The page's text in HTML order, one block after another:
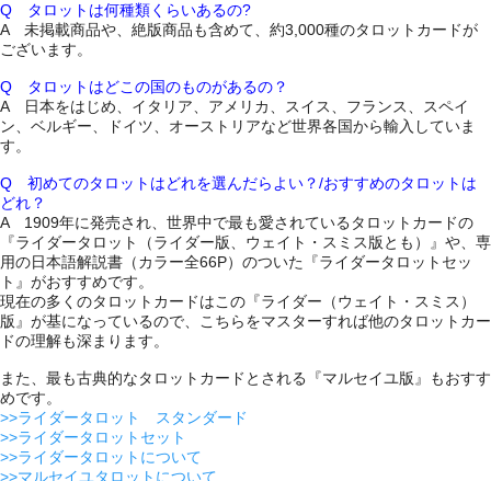
Q タロットは何種類くらいあるの?
A 未掲載商品や、絶版商品も含めて、約3,000種のタロットカードが
ございます。
Q タロットはどこの国のものがあるの？
A 日本をはじめ、イタリア、アメリカ、スイス、フランス、スペイ
ン、ベルギー、ドイツ、オーストリアなど世界各国から輸入していま
す。
Q 初めてのタロットはどれを選んだらよい？/おすすめのタロットは
どれ？
A 1909年に発売され、世界中で最も愛されているタロットカードの
『ライダータロット（ライダー版、ウェイト・スミス版とも）』や、専
用の日本語解説書（カラー全66P）のついた『ライダータロットセッ
ト』がおすすめです。
現在の多くのタロットカードはこの『ライダー（ウェイト・スミス）
版』が基になっているので、こちらをマスターすれば他のタロットカー
ドの理解も深まります。
また、最も古典的なタロットカードとされる『マルセイユ版』もおすす
めです。
>>ライダータロット スタンダード
>>ライダータロットセット
>>ライダータロットについて
>>マルセイユタロットについて